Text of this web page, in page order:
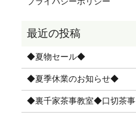
◆夏物セール◆
◆夏季休業のお知らせ◆
◆裏千家茶事教室◆口切茶事